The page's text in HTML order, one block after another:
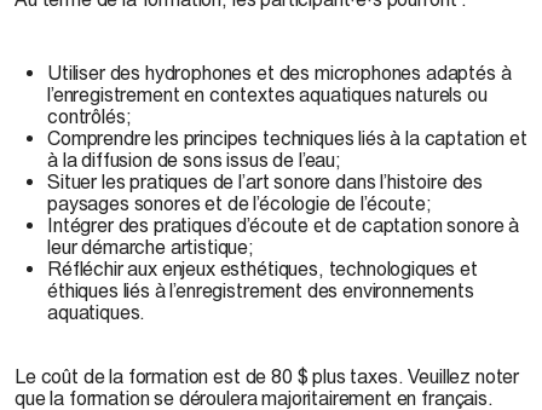
Utiliser des hydrophones et des microphones adaptés à
l’enregistrement en contextes aquatiques naturels ou
contrôlés;
Comprendre les principes techniques liés à la captation et
à la diffusion de sons issus de l’eau;
Situer les pratiques de l’art sonore dans l’histoire des
paysages sonores et de l’écologie de l’écoute;
Intégrer des pratiques d’écoute et de captation sonore à
leur démarche artistique;
Réfléchir aux enjeux esthétiques, technologiques et
éthiques liés à l’enregistrement des environnements
aquatiques.
Le coût de la formation est de 80 $ plus taxes. Veuillez noter
que la formation se déroulera majoritairement en français.